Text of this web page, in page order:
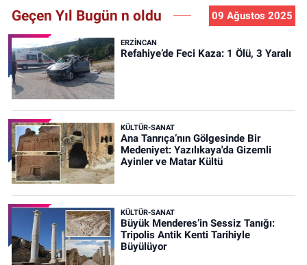
Geçen Yıl Bugün n oldu 09 Ağustos 2025
ERZINCAN
Refahiye’de Feci Kaza: 1 Ölü, 3 Yaralı
KÜLTÜR-SANAT
Ana Tanrıça’nın Gölgesinde Bir
Medeniyet: Yazılıkaya'da Gizemli
Ayinler ve Matar Kültü
KÜLTÜR-SANAT
Büyük Menderes’in Sessiz Tanığı:
Tripolis Antik Kenti Tarihiyle
Büyülüyor